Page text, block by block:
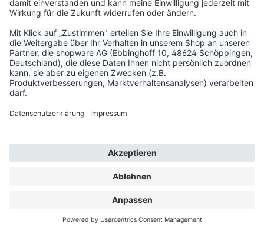
BODY TATTOO
GRUNDAUSBILDUNG
2 Tage
Starte jetzt deine Tattoo-Karriere mit
unserem Intensivkurs! Du träumst davon,
Tattoos professionell zu stechen und Deine
Tattoo Kurs der perfekte Einstieg für Dich!
Dermatologie / Hygiene
Farblehre / Visagismus
Der Arbeitsplatz und die Instrumente
Kontraindikationen und das